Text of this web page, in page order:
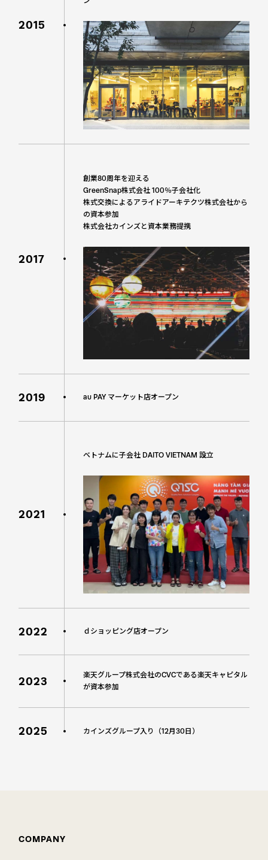
2015
2017
創業80周年を迎える
GreenSnap株式会社 100％子会社化
株式交換によるアライドアーキテクツ株式会社から
の資本参加
株式会社カインズと資本業務提携
2019 au PAY マーケット店オープン
2021
ベトナムに子会社 DAITO VIETNAM 設立
2022 ｄショッピング店オープン
2023
楽天グループ株式会社のCVCである楽天キャピタル
が資本参加
2025 カインズグループ入り（12月30日）
COMPANY